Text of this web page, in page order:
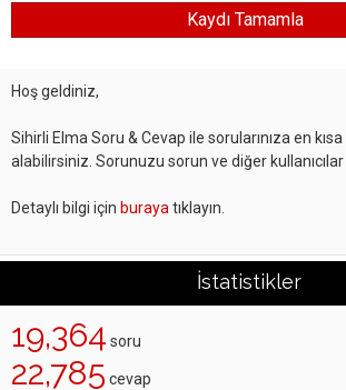
Hoş geldiniz,
Sihirli Elma Soru & Cevap ile sorularınıza en
alabilirsiniz. Sorunuzu sorun ve diğer kullanıcılar
Detaylı bilgi için buraya tıklayın.
İstatistikler
19,364 soru
22,785 cevap